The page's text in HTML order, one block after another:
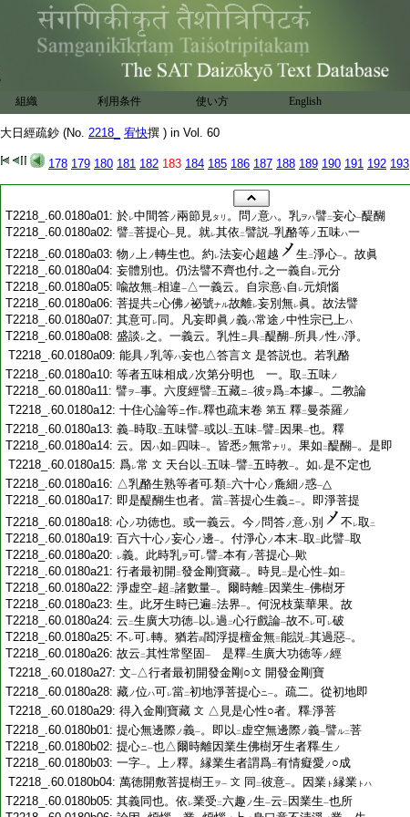
組織 利用条件 使い方 English
大日經疏鈔 (No. 2218_ 宥快撰 ) in Vol. 60
178 179 180 181 182 183 184 185 186 187 188 189 190 191 192 193
T2218_.60.0180a01: 於レ中間答ノ兩節見タリ 。問 ノ意ハ。乳ヲハ譬二妄心一醍醐
T2218_.60.0180a02: 譬二菩提心一 見。就レ其依 二譬説一乳酪等ノ五味ハ一
T2218_.60.0180a03: 物 ノ上ノ轉生也。約 レ法妄心超越 生 二淨心一。故眞
T2218_.60.0180a04: 妄體別也。仍法譬不齊也付レ之一義自 レ元分
T2218_.60.0180a05: 喩故無二相違一△一義云。自宗意ハ自 レ元煩惱
T2218_.60.0180a06: 菩提共ニ心佛ノ祕號ナル故離レ妄別無レ眞。故法譬
T2218_.60.0180a07: 其意可レ 同。凡妄即眞 ノ義ハ常途 ノ中性宗已上ハ
T2218_.60.0180a08: 盛談 レ之。一義云。乳性ニ具二醍醐一所具ノ性ハ淨。
T2218_.60.0180a09: 能具ノ乳等ハ妄也△答言 文 是答説也。若乳酪
T2218_.60.0180a10: 等者五味相成ノ次第分明也 一。取 二五味ノ
T2218_.60.0180a11: 譬ヲ一事。六度經譬二五藏ニ一彼 ヲ爲二本據一。二教論
T2218_.60.0180a12: 十住心論等ニ作レ釋也疏末卷 第五 釋二 曼荼羅ノ
T2218_.60.0180a13: 義一時取 二五味譬一或以 二五味一譬二 因果一也。釋
T2218_.60.0180a14: 云。因 ハ如 二 四味一。皆悉ク無常ナリ 。果如 二醍醐一。是即
T2218_.60.0180a15: 爲レ常 文 天台以 二五味一譬二五時教一。如 レ是不定也
T2218_.60.0180a16: △乳酪生熟等者可レ類二六十心ノ麁細 ノ惑一△
T2218_.60.0180a17: 即是醍醐生也者。當二菩提心生義ニ一。即淨菩提
T2218_.60.0180a18: 心ノ功徳也。或一義云。今ノ 問答ノ意ハ別 不 レ取 二
T2218_.60.0180a19: 百六十心ノ妄心ノ邊一。付淨心ノ本末一取 二 此譬一取
T2218_.60.0180a20:
レ義。此時乳ヲ可レ譬二本有ノ菩提心一歟
T2218_.60.0180a21: 行者最初開 二發金剛寶藏一。時見二是心性一如 二
T2218_.60.0180a22: 淨虚空一超 二諸數量一。爾時離二 因業生一佛樹牙
T2218_.60.0180a23: 生。此牙生時已遍 二法界一。何況枝葉華果。故
T2218_.60.0180a24: 云 二生廣大功徳一 以 レ過 二心行戲論一故不 レ可レ破
T2218_.60.0180a25: 不 レ可レ轉。猶若四閻浮提檀金無三能説二其過惡一。
T2218_.60.0180a26: 故云 二其性常堅固 一 是釋二生廣大功徳等ノ經
T2218_.60.0180a27: 文一△行者最初開發金剛○ 文 開發金剛寶
T2218_.60.0180a28: 藏ノ位ハ可レ當二初地淨菩提心ニ一。疏二。從初地即
T2218_.60.0180a29: 得入金剛寶藏 文 △見是心性○者。釋二淨菩
T2218_.60.0180b01: 提心無邊際ノ義一。即以 二 虚空無邊際ノ義一譬ル二菩
T2218_.60.0180b02: 提心ニ一也△爾時離因業生佛樹牙生者釋二生 ノ
T2218_.60.0180b03: 一字一。上ノ釋。縁業生者謂爲二有情癡愛ノ ○成
T2218_.60.0180b04: 萬徳開敷菩提樹王 ヲ一 文 同 二彼意一。因業 ト 縁業 トハ
T2218_.60.0180b05: 其義同也。依 レ業受 二六趣 ノ生一云 二 因業生一也所